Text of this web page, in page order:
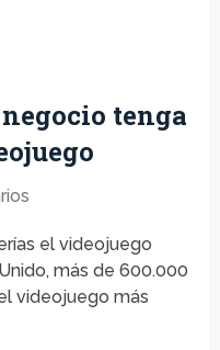
tenga
el videojuego
más de 600.000
videojuego más